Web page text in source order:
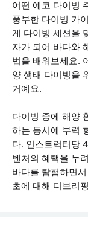
어떤 에코 다이빙
풍부한 다이빙 가
게 다이빙 세션을
자가 되어 바다와
법을 배워보세요.
양 생태 다이빙을
거예요.
다이빙 중에 해양
하는 동시에 부력
다. 인스트럭터당
벤처의 혜택을 누
바다를 탐험하면
초에 대해 디브리